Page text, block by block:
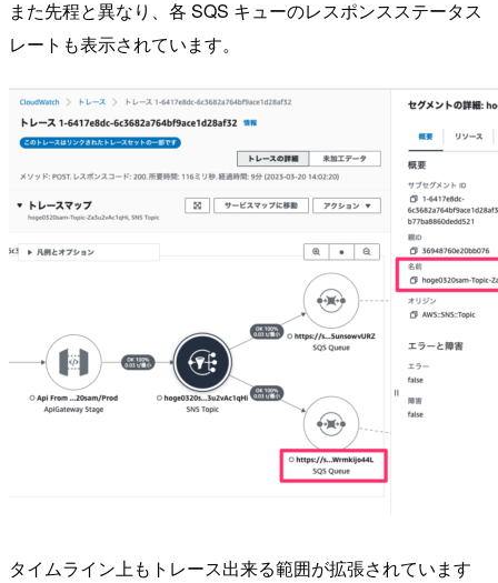
また先程と異なり、各 SQS キューのレスポンスステータス
レートも表示されています。
タイムライン上もトレース出来る範囲が拡張されています